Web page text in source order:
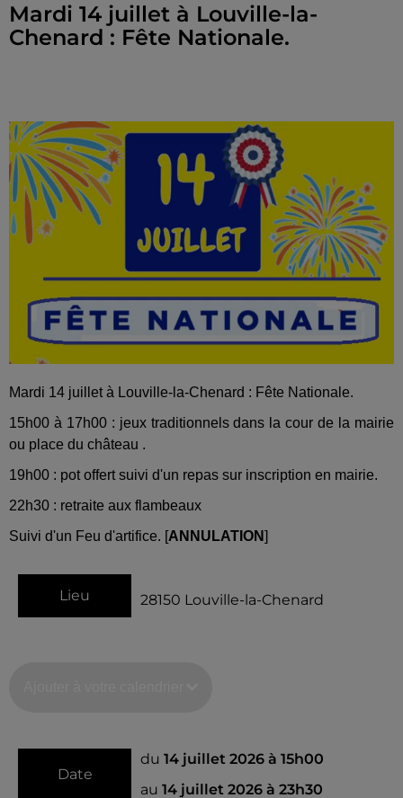
Mardi 14 juillet à Louville-la-
Chenard : Fête Nationale.
Mardi 14 juillet à Louville-la-Chenard : Fête Nationale.
15h00 à 17h00 : jeux traditionnels dans la cour de la mairie
ou place du château .
19h00 : pot offert suivi d'un repas sur inscription en mairie.
22h30 : retraite aux flambeaux
Suivi d'un Feu d'artifice. ANNULATION
Lieu 28150 Louville-la-Chenard
Date
du 14 juillet 2026 à 15h00
au 14 juillet 2026 à 23h30